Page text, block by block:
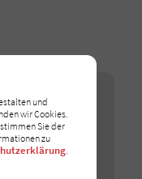
Webseite
die Karten zu
und
wir Cookies.
Sie der
zu